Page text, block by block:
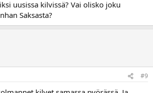
uusissa kilvissä? Vai olisko joku
Saksasta?
#9